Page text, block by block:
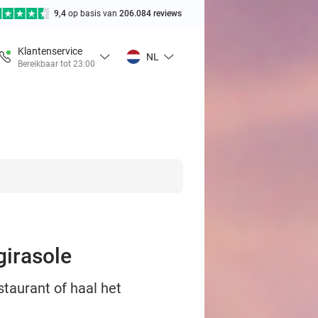
9,4 op basis van 206.084 reviews
Klantenservice
Bereikbaar tot 23:00
NL
of haal het